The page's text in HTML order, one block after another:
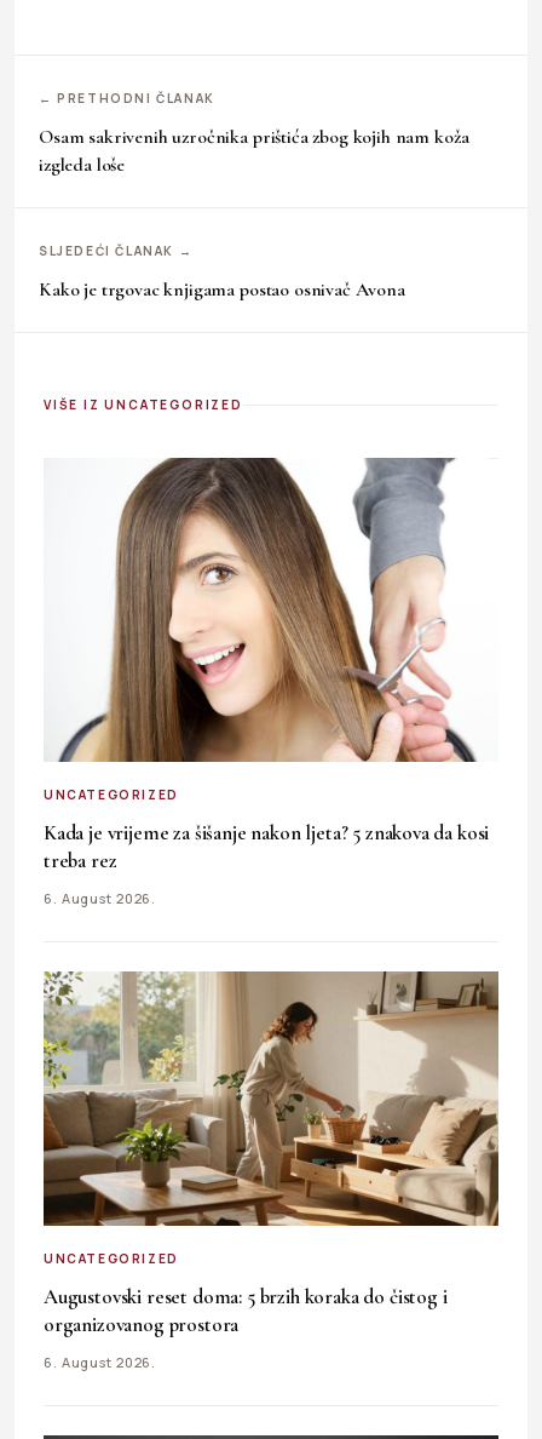
← PRETHODNI ČLANAK
Osam sakrivenih uzročnika prištića zbog kojih nam koža
izgleda loše
SLJEDEĆI ČLANAK →
Kako je trgovac knjigama postao osnivač Avona
VIŠE IZ UNCATEGORIZED
UNCATEGORIZED
Kada je vrijeme za šišanje nakon ljeta? 5 znakova da kosi
treba rez
6. August 2026.
UNCATEGORIZED
Augustovski reset doma: 5 brzih koraka do čistog i
organizovanog prostora
6. August 2026.